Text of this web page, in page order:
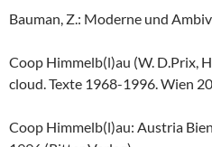
Bauman, Z.: Moderne und
Coop Himmelb(l)au (W. D.Prix,
cloud. Texte 1968-1996. Wien
Coop Himmelb(l)au: Austria